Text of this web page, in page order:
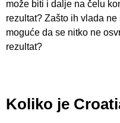
može biti i dalje na čelu
rezultat? Zašto ih vlada
moguće da se nitko ne
rezultat?
Koliko je